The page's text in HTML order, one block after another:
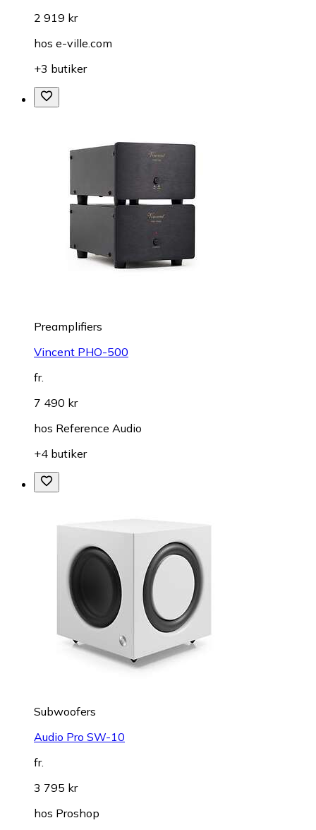
2 919 kr
hos e-ville.com
+3 butiker
Preamplifiers
Vincent PHO-500
fr.
7 490 kr
hos Reference Audio
+4 butiker
Subwoofers
Audio Pro SW-10
fr.
3 795 kr
hos Proshop